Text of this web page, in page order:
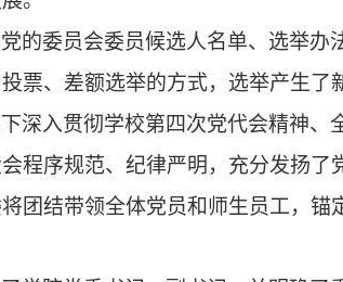
的委员会委员候选人名单、选举办
票、差额选举的方式，选举产生了
深入贯彻学校第四次党代会精神、
程序规范、纪律严明，充分发扬
团结带领全体党员和师生员工，